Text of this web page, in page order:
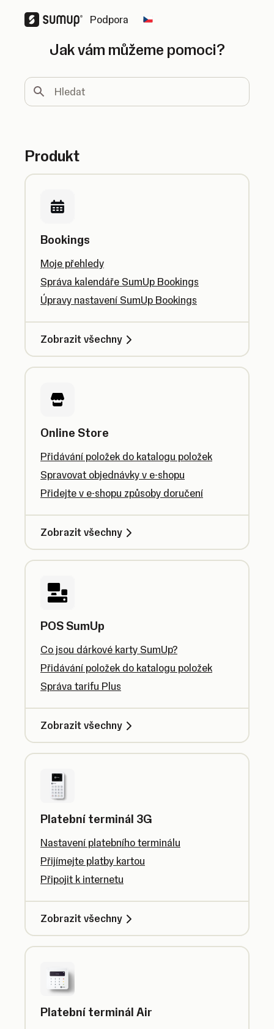
Podpora Change country
Jak vám můžeme pomoci?
Hledat
Produkt
Bookings
Moje přehledy
Správa kalendáře SumUp Bookings
Úpravy nastavení SumUp Bookings
Zobrazit všechny
Online Store
Přidávání položek do katalogu položek
Spravovat objednávky v e-shopu
Přidejte v e-shopu způsoby doručení
Zobrazit všechny
POS SumUp
Co jsou dárkové karty SumUp?
Přidávání položek do katalogu položek
Správa tarifu Plus
Zobrazit všechny
Platební terminál 3G
Nastavení platebního terminálu
Přijímejte platby kartou
Připojit k internetu
Zobrazit všechny
Platební terminál Air